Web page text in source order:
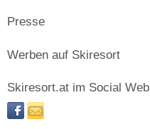
Presse
Werben auf Skiresort
Skiresort.at im Social Web
facebooknewsletter